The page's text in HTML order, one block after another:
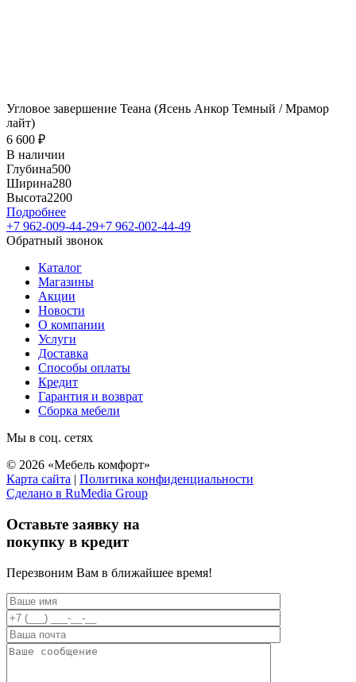
Угловое завершение Теана (Ясень Анкор Темный / Мрамор
лайт)
6 600 ₽
В наличии
Глубина500
Ширина280
Высота2200
Подробнее
+7 962-009-44-29+7 962-002-44-49
Обратный звонок
Каталог
Магазины
Акции
Новости
О компании
Услуги
Доставка
Способы оплаты
Кредит
Гарантия и возврат
Сборка мебели
Мы в соц. сетях
© 2026 «Мебель комфорт»
Карта сайта | Политика конфиденциальности
Сделано в RuMedia Group
вверх
Оставьте заявку на
покупку в кредит
Перезвоним Вам в ближайшее время!